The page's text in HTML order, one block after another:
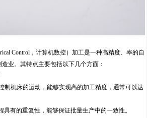
Control，计算机数控）加工是一种高精度、率的自
业。其特点主要包括以下几个方面：
制机床的运动，能够实现高的加工精度，通常可以达
有的重复性，能够保证批量生产中的一致性。